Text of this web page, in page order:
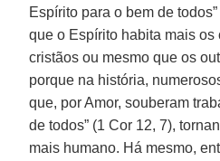
Espírito para o bem de
que o Espírito habita mais
cristãos ou mesmo que os
porque na história,
que, por Amor, souberam
de todos” (1 Cor 12, 7),
mais humano. Há mesmo,